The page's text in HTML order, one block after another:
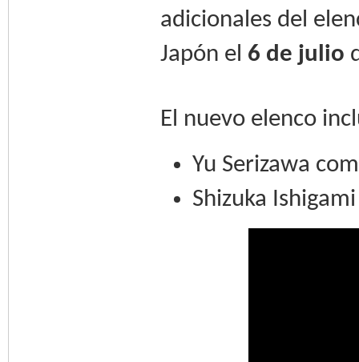
adicionales del
Japón el 6 de julio
El nuevo elenco
Yu Serizawa
Shizuka